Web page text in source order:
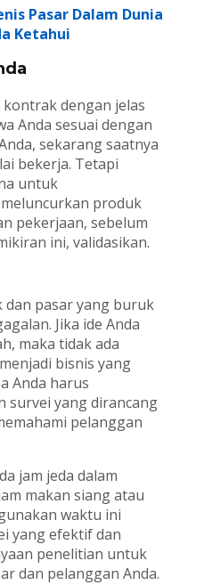
Pasar Dalam Dunia
Ketahui
kontrak dengan jelas
Anda sesuai dengan
sekarang saatnya
bekerja. Tetapi
untuk
produk
pekerjaan, sebelum
ini, validasikan.
dan pasar yang buruk
Jika ide Anda
maka tidak ada
bisnis yang
Anda harus
survei yang dirancang
pelanggan
jam jeda dalam
makan siang atau
waktu ini
yang efektif dan
penelitian untuk
dan pelanggan Anda.